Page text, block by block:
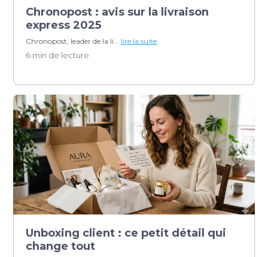
Chronopost : avis sur la livraison
express 2025
Chronopost, leader de la li... lire la suite
6 min de lecture
Unboxing client : ce petit détail qui
change tout